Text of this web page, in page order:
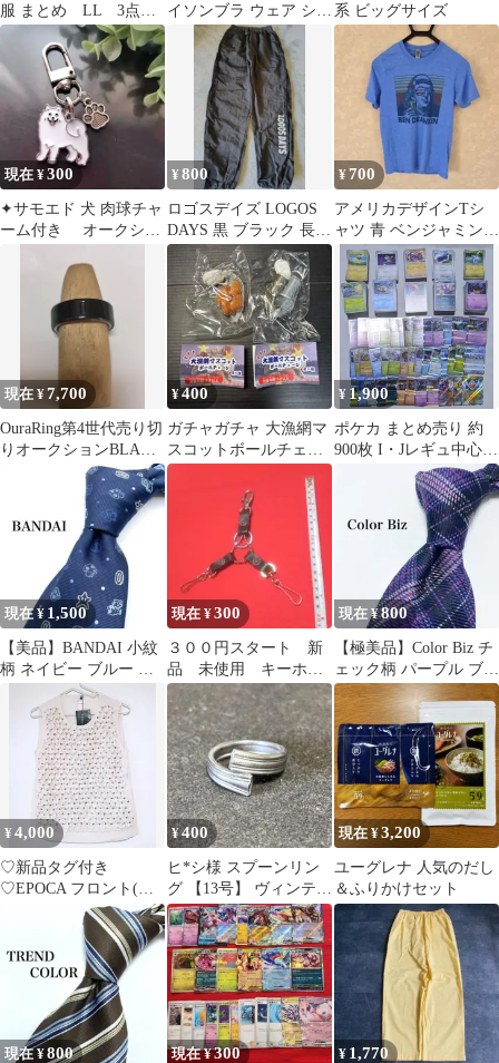
服 まとめ LL 3点セ
ット♢
イソンブラ ウェア シャ
ツ 黒 XL ✨️美品✨️
系 ビッグサイズ
現在 ¥300
✦サモエド 犬 肉球チャ
ーム付き オークショ
¥800
ロゴスデイズ LOGOS
DAYS 黒 ブラック 長ズ
ボン ★オススメ★
¥700
アメリカデザインTシ
ャツ 青 ベンジャミンフ
ランクリン Mタイト古
着
現在 ¥7,700
OuraRing第4世代売り切
りオークションBLACK
¥400
ガチャガチャ 大漁網マ
スコットボールチェー
ン 蛤 空き缶 2点
¥ 1,900
ポケカ まとめ売り 約
900枚 I・Jレギュ中心
キラ40枚以上
現在 ¥ 1,500
【美品】BANDAI 小紋
柄 ネイビー ブルー ス
ーパーマリオ ネクタイ
現在 ¥300
３００円スタート 新
品 未使用 キーホル
ダー ファッション
おしゃれ
現在 ¥800
【極美品】Color Biz チ
ェック柄 パープル ブラ
ック ネクタイ
¥4,000
♡新品タグ付き
♡EPOCA フロント(前
面)ビシューシアーブラ
¥400
ヒ*シ様 スプーンリン
グ 【13号】 ヴィンテー
ジ｜ハンドメイド｜a54
現在 ¥3,200
ユーグレナ 人気のだし
＆ふりかけセット
現在 ¥800 現在 ¥300 ¥ 1,770